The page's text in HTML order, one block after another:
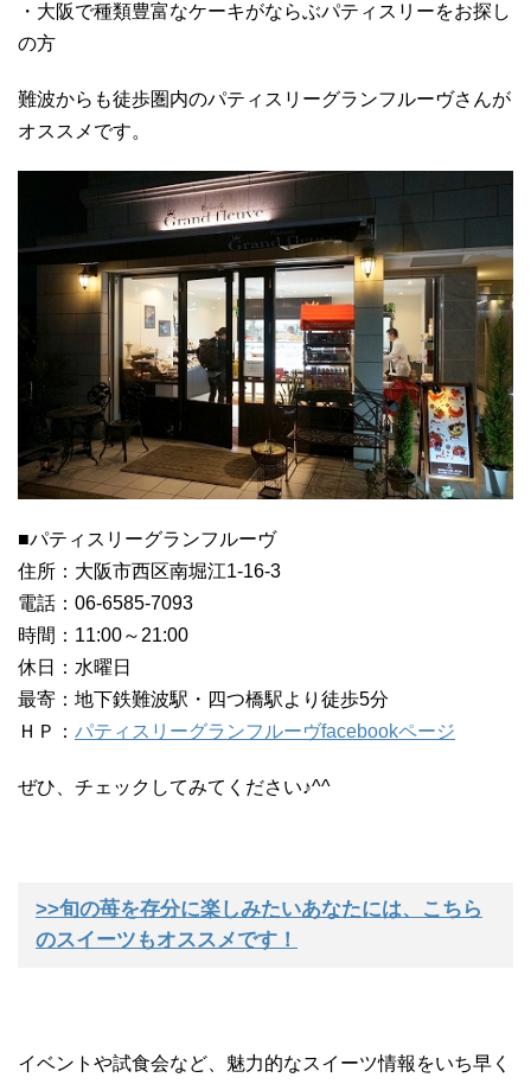
・大阪で種類豊富なケーキがならぶパティスリーをお探し
の方
難波からも徒歩圏内のパティスリーグランフルーヴさんが
オススメです。
■パティスリーグランフルーヴ
住所：大阪市西区南堀江1-16-3
電話：06-6585-7093
時間：11:00～21:00
休日：水曜日
最寄：地下鉄難波駅・四つ橋駅より徒歩5分
ＨＰ： パティスリーグランフルーヴfacebookページ
ぜひ、チェックしてみてください♪^^
>>旬の苺を存分に楽しみたいあなたには、こちら
のスイーツもオススメです！
イベントや試食会など、魅力的なスイーツ情報をいち早く